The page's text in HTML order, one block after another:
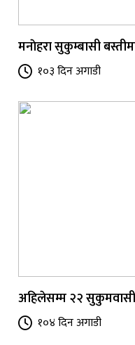
मनाेहरा सुकुम्बासी
१०३ दिन अगाडी
अहिलेसम्म २२ सुकुमवासी
१०४ दिन अगाडी